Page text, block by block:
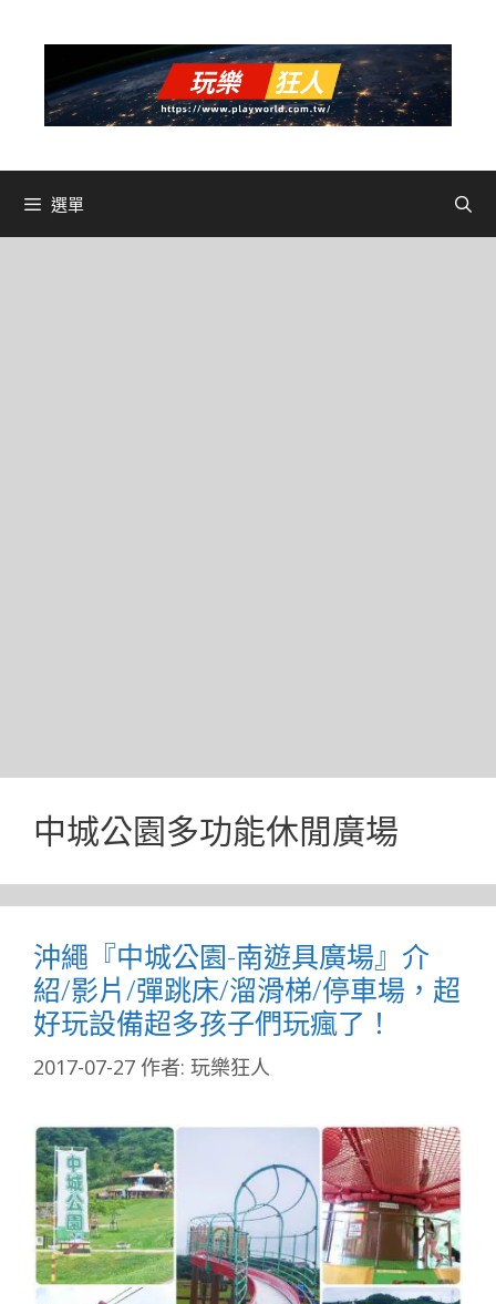
選單
中城公園多功能休閒廣場
沖繩『中城公園-南遊具廣場』介
紹/影片/彈跳床/溜滑梯/停車場，超
好玩設備超多孩子們玩瘋了！
2017-07-27 作者: 玩樂狂人